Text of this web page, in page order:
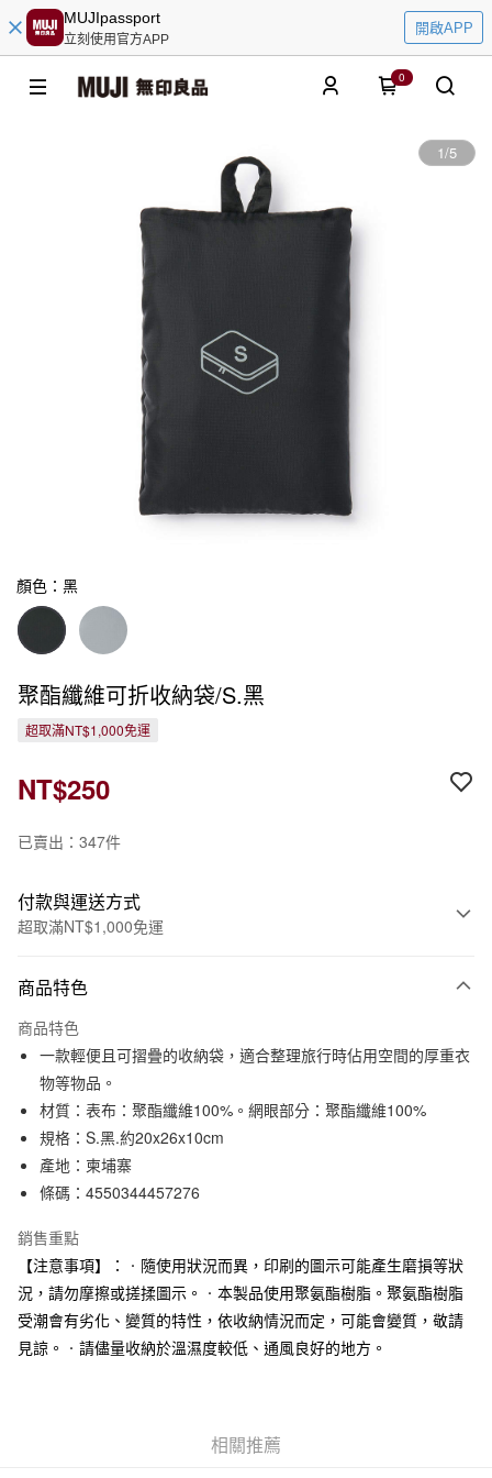
MUJIpassport
立刻使用官方APP
開啟APP
0
1/5
顏色：黑
聚酯纖維可折收納袋/S.黑
超取滿NT$1,000免運
NT$250
已賣出：347件
付款與運送方式
超取滿NT$1,000免運
信用卡一次付款
信用卡分期付款
3 期 0 利率 每期
合作金庫商業銀行
第一商業銀行
華南商業銀行
上海商業儲蓄銀行
臺灣中小企業銀行
匯豐（台灣）商業銀行
聯邦商業銀行
元大商業銀行
永豐商業銀行
玉山商業銀行
星展（台灣）商業銀行
台新國際商業銀行
中國信託商業銀行
台灣樂天信用卡公司
超商取貨付款
LINE Pay
Apple Pay
街口支付
悠遊付
運送方式
商品特色
商品特色
一款輕便且可摺疊的收納袋，適合整理旅行時佔用空間的厚重衣
物等物品。
材質：表布：聚酯纖維100%。網眼部分：聚酯纖維100%
規格：S.黑.約20x26x10cm
產地：柬埔寨
條碼：4550344457276
銷售重點
【注意事項】：‧隨使用狀況而異，印刷的圖示可能產生磨損等狀
況，請勿摩擦或搓揉圖示。‧本製品使用聚氨酯樹脂。聚氨酯樹脂
受潮會有劣化、變質的特性，依收納情況而定，可能會變質，敬請
見諒。‧請儘量收納於溫濕度較低、通風良好的地方。
相關推薦